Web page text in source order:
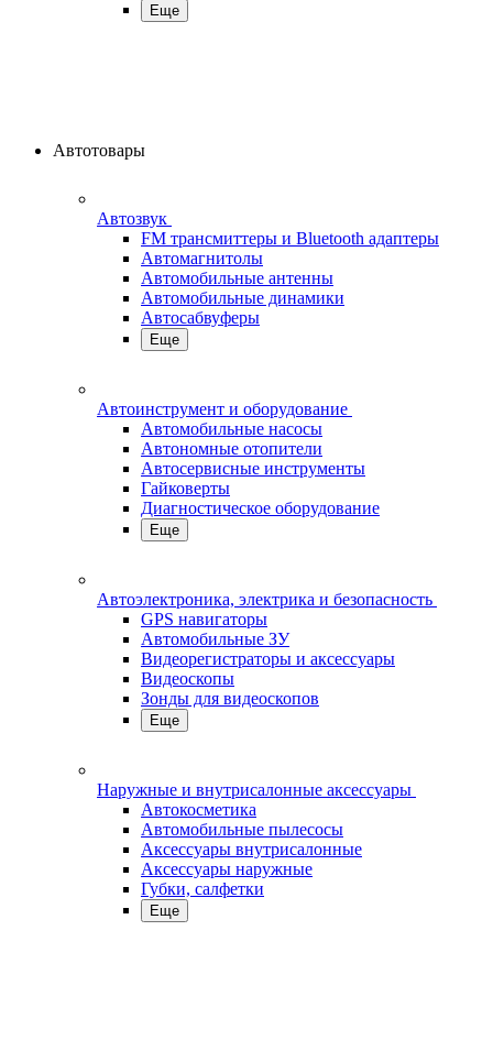
Еще
Автотовары
Автозвук
FM трансмиттеры и Bluetooth адаптеры
Автомагнитолы
Автомобильные антенны
Автомобильные динамики
Автосабвуферы
Еще
Автоинструмент и оборудование
Автомобильные насосы
Автономные отопители
Автосервисные инструменты
Гайковерты
Диагностическое оборудование
Еще
Автоэлектроника, электрика и безопасность
GPS навигаторы
Автомобильные ЗУ
Видеорегистраторы и аксессуары
Видеоскопы
Зонды для видеоскопов
Еще
Наружные и внутрисалонные аксессуары
Автокосметика
Автомобильные пылесосы
Аксесcуары внутрисалонные
Аксессуары наружные
Губки, салфетки
Еще